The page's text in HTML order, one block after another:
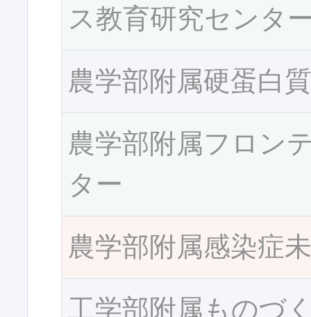
ス教育研究センタ
農学部附属硬蛋白
農学部附属フロン
ター
農学部附属感染症
工学部附属ものづ